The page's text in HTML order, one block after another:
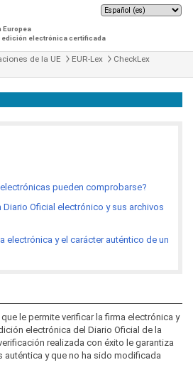
Europea
edición electrónica certificada
de la UE EUR-Lex
CheckLex
pueden comprobarse?
Diario Oficial electrónico y sus archivos
electrónica y el carácter auténtico de un
le permite verificar la firma electrónica y
electrónica del Diario Oficial de la
realizada con éxito le garantiza
auténtica y que no ha sido modificada